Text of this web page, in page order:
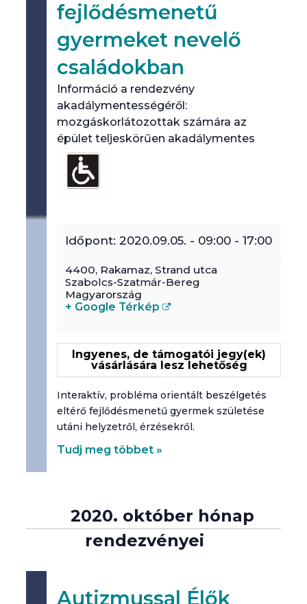
fejlődésmenetű
gyermeket nevelő
családokban
Információ a rendezvény
akadálymentességéről:
mozgáskorlátozottak számára az
épület teljeskörűen akadálymentes
Időpont: 2020.09.05. - 09:00- 17:00
4400, Rakamaz, Strand utca
Szabolcs-Szatmár-Bereg
Magyarország
+ Google Térkép
Ingyenes, de támogatói jegy(ek)
vásárlására lesz lehetőség
Interaktív, probléma orientált beszélgetés
eltérő fejlődésmenetű gyermek születése
utáni helyzetről, érzésekről.
Tudj meg többet »
2020. október hónap
rendezvényei
Autizmussal Élők